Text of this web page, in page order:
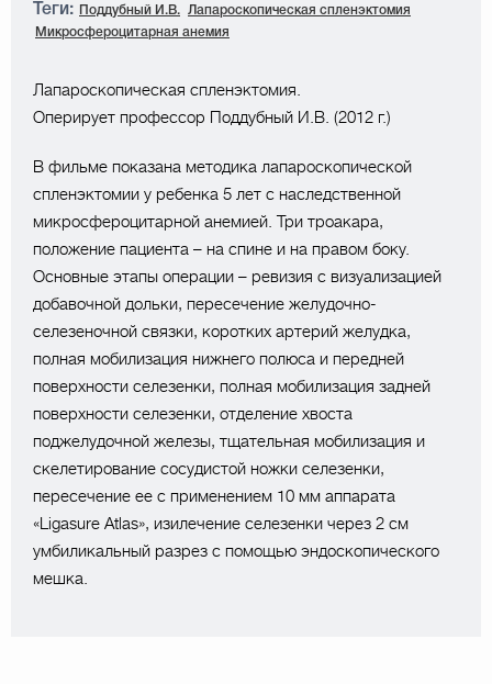
Теги: Поддубный И.В.
Лапароскопическая спленэктомия
Микросфероцитарная анемия
Лапароскопическая спленэктомия.
Оперирует профессор Поддубный И.В. (2012 г.)
В фильме показана методика лапароскопической
спленэктомии у ребенка 5 лет с наследственной
микросфероцитарной анемией. Три троакара,
положение пациента – на спине и на правом боку.
Основные этапы операции – ревизия с визуализацией
добавочной дольки, пересечение желудочно-
селезеночной связки, коротких артерий желудка,
полная мобилизация нижнего полюса и передней
поверхности селезенки, полная мобилизация задней
поверхности селезенки, отделение хвоста
поджелудочной железы, тщательная мобилизация и
скелетирование сосудистой ножки селезенки,
пересечение ее с применением 10 мм аппарата
«Ligasure Atlas», изилечение селезенки через 2 см
умбиликальный разрез с помощью эндоскопического
мешка.